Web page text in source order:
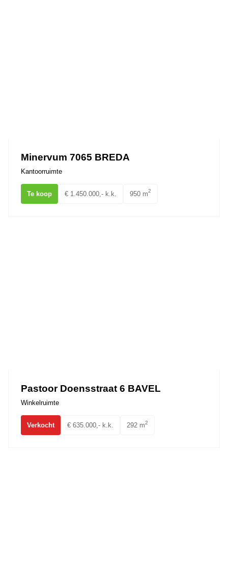
Minervum 7065 BREDA
Kantoorruimte
Te koop € 1.450.000,- k.k. 950 m2
Pastoor Doensstraat 6 BAVEL
Winkelruimte
Verkocht € 635.000,- k.k. 292 m2